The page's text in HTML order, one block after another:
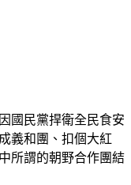
國民黨捍衛全民食安
義和團、扣個大紅
所謂的朝野合作團結